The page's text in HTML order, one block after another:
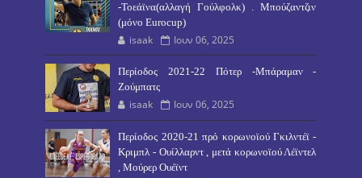
-Τοεάϊνα(αλλαγή Γούλφολκ) . Μπούζαντζιν
(μόνο Eurocup)
isaak Ιουν 06, 2025
Περίοδος 2021-22 Πότερ -Μπάραμαν -
Ζούμπατς
isaak Ιουν 06, 2025
Περίοδος 2020-21 πρό κορωνοϊού Γκιλντέϊ -
Κριμπλ - Ουίλλαρντ , μετά κορωνοϊού Λέϊντελ
, Μούρερ Ουέϊντ